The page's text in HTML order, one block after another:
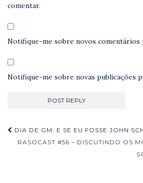
comentar.
Notifique-me sobre novos comentários
Notifique-me sobre novas publicações
Navegação
de
DIA DE GM: E SE EU FOSSE JOHN
RASOCAST #56 – DISCUTINDO OS